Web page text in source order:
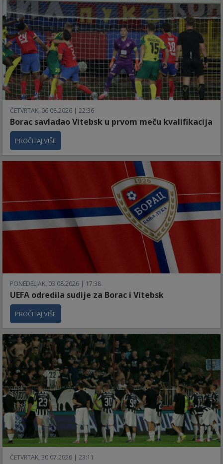
ČETVRTAK, 06.08.2026 | 22:36
Borac savladao Vitebsk u prvom meču kvalifikacija
PROČITAJ VIŠE
PONEDELJAK, 03.08.2026 | 17:38
UEFA odredila sudije za Borac i Vitebsk
PROČITAJ VIŠE
ČETVRTAK, 30.07.2026 | 23:11